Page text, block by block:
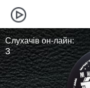
Слухачів он-лайн:
3